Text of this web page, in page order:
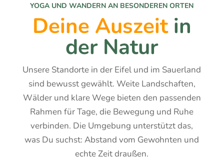
YOGA UND WANDERN AN BESONDEREN ORTEN
Deine Auszeitin
der Natur
Unsere Standorte in der Eifel und im Sauerland
sind bewusst gewählt. Weite Landschaften,
Wälder und klare Wege bieten den passenden
Rahmen für Tage, die Bewegung und Ruhe
verbinden. Die Umgebung unterstützt das,
was Du suchst: Abstand vom Gewohnten und
echte Zeit draußen.